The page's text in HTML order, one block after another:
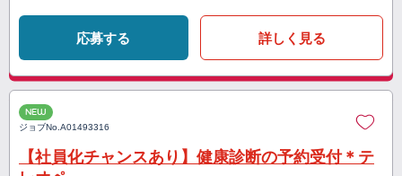
応募する 詳しく見る
NEW
ジョブNo.A01493316
【社員化チャンスあり】健康診断の予約受付＊テ